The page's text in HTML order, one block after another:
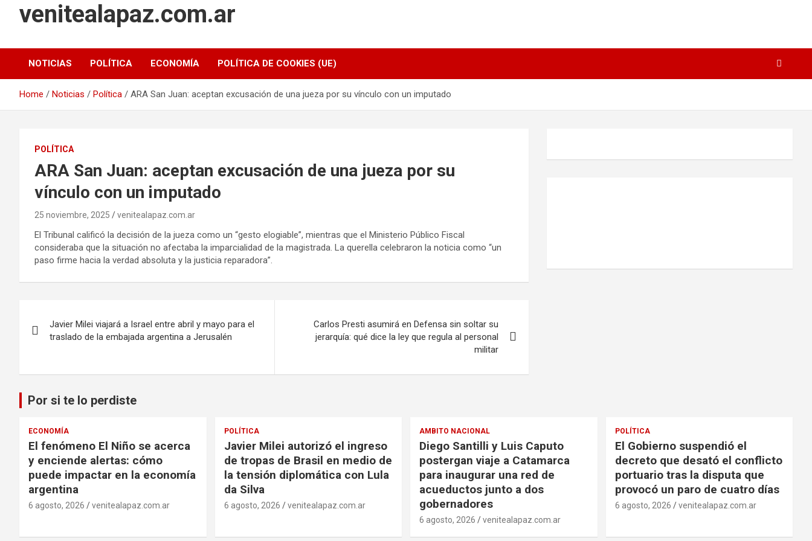
venitealapaz.com.ar
NOTICIAS POLÍTICA ECONOMÍA POLÍTICA DE COOKIES (UE)
Home Noticias Política ARA San Juan: aceptan excusación de una jueza por su vínculo con un imputado
POLÍTICA
ARA San Juan: aceptan excusación de una jueza por su
vínculo con un imputado
25 noviembre, 2025 venitealapaz.com.ar
El Tribunal calificó la decisión de la jueza como un “gesto elogiable”, mientras que el Ministerio Público Fiscal
consideraba que la situación no afectaba la imparcialidad de la magistrada. La querella celebraron la noticia como “un
paso firme hacia la verdad absoluta y la justicia reparadora”.
de
Javier Milei viajará a Israel entre abril y mayo para el
traslado de la embajada argentina a Jerusalén
Carlos Presti asumirá en Defensa sin soltar su
jerarquía: qué dice la ley que regula al personal
militar
Por si te lo perdiste
ECONOMÍA
El fenómeno El Niño se acerca
y enciende alertas: cómo
puede impactar en la economía
argentina
6 agosto, 2026 venitealapaz.com.ar
POLÍTICA
Javier Milei autorizó el ingreso
de tropas de Brasil en medio de
la tensión diplomática con Lula
da Silva
6 agosto, 2026 venitealapaz.com.ar
AMBITO NACIONAL
Diego Santilli y Luis Caputo
postergan viaje a Catamarca
para inaugurar una red de
acueductos junto a dos
gobernadores
6 agosto, 2026 venitealapaz.com.ar
POLÍTICA
El Gobierno suspendió el
decreto que desató el conflicto
portuario tras la disputa que
provocó un paro de cuatro días
6 agosto, 2026 venitealapaz.com.ar